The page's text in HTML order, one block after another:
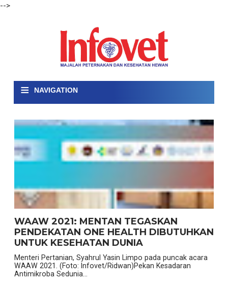
-->
≡ NAVIGATION
WAAW 2021: MENTAN TEGASKAN
PENDEKATAN ONE HEALTH DIBUTUHKAN
UNTUK KESEHATAN DUNIA
Menteri Pertanian, Syahrul Yasin Limpo pada puncak acara
WAAW 2021. (Foto: Infovet/Ridwan)Pekan Kesadaran
Antimikroba Sedunia...